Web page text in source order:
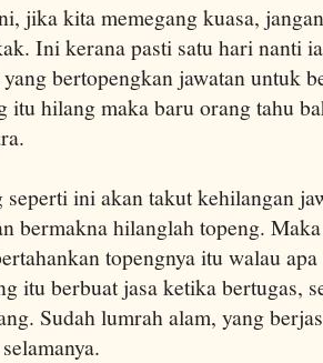
jika kita memegang kuasa,
Ini kerana pasti satu hari nanti
bertopengkan jawatan untuk
itu hilang maka baru orang tahu
seperti ini akan takut kehilangan
bermakna hilanglah topeng.
topengnya itu walau
itu berbuat jasa ketika bertugas,
Sudah lumrah alam, yang